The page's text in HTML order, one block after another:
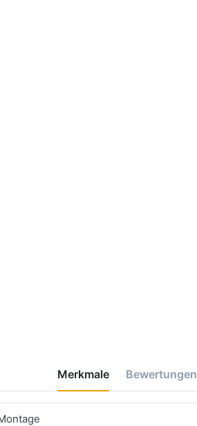
Merkmale Bewertungen